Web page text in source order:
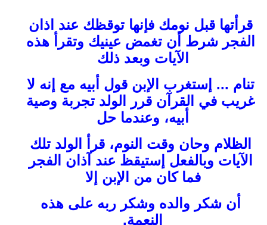
قرأتها قبل نومك فإنها توقظك عند اذان
الفجر شرط أن تغمض عينيك وتقرأ هذه
الآيات وبعد ذلك
تنام ... إستغرب الإبن قول أبيه مع إنه لا
غريب في القرآن قرر الولد تجربة وصية
أبيه، وعندما حل
الظلام وحان وقت النوم، قرأ الولد تلك
الآيات وبالفعل إستيقظ عند آذان الفجر
فما كان من الإبن إلا
أن شكر والده وشكر ربه على هذه
النعمة.